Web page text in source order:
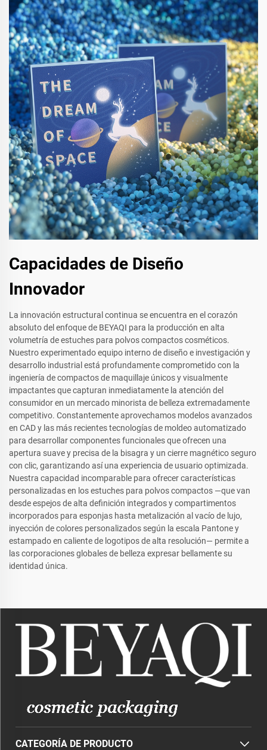
Capacidades de Diseño
Innovador
La innovación estructural continua se encuentra en el corazón
absoluto del enfoque de BEYAQI para la producción en alta
volumetría de estuches para polvos compactos cosméticos.
Nuestro experimentado equipo interno de diseño e investigación y
desarrollo industrial está profundamente comprometido con la
ingeniería de compactos de maquillaje únicos y visualmente
impactantes que capturan inmediatamente la atención del
consumidor en un mercado minorista de belleza extremadamente
competitivo. Constantemente aprovechamos modelos avanzados
en CAD y las más recientes tecnologías de moldeo automatizado
para desarrollar componentes funcionales que ofrecen una
apertura suave y precisa de la bisagra y un cierre magnético seguro
con clic, garantizando así una experiencia de usuario optimizada.
Nuestra capacidad incomparable para ofrecer características
personalizadas en los estuches para polvos compactos —que van
desde espejos de alta definición integrados y compartimentos
incorporados para esponjas hasta metalización al vacío de lujo,
inyección de colores personalizados según la escala Pantone y
estampado en caliente de logotipos de alta resolución— permite a
las corporaciones globales de belleza expresar bellamente su
identidad única.
CATEGORÍA DE PRODUCTO